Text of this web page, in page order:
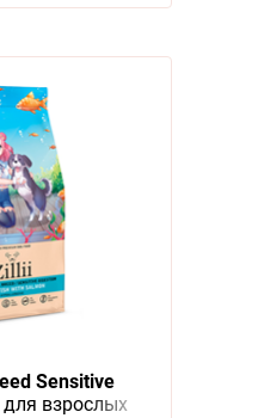
Sensitive
взрослых